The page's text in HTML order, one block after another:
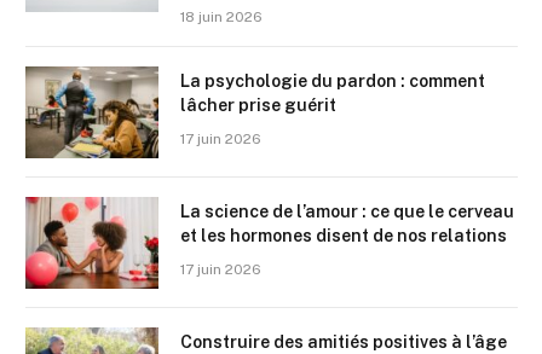
18 juin 2026
La psychologie du pardon : comment
lâcher prise guérit
17 juin 2026
La science de l’amour : ce que le cerveau
et les hormones disent de nos relations
17 juin 2026
Construire des amitiés positives à l’âge